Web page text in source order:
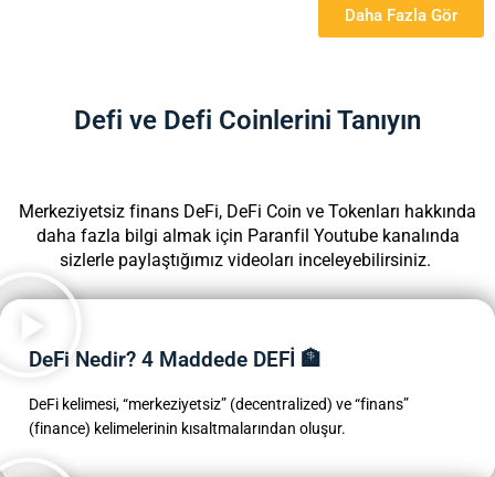
Daha Fazla Gör
Defi ve Defi Coinlerini Tanıyın
Merkeziyetsiz finans DeFi, DeFi Coin ve Tokenları hakkında
daha fazla bilgi almak için Paranfil Youtube kanalında
sizlerle paylaştığımız videoları inceleyebilirsiniz.
DeFi Nedir? 4 Maddede DEFİ 🏦
DeFi kelimesi, “merkeziyetsiz” (decentralized) ve “finans”
(finance) kelimelerinin kısaltmalarından oluşur.